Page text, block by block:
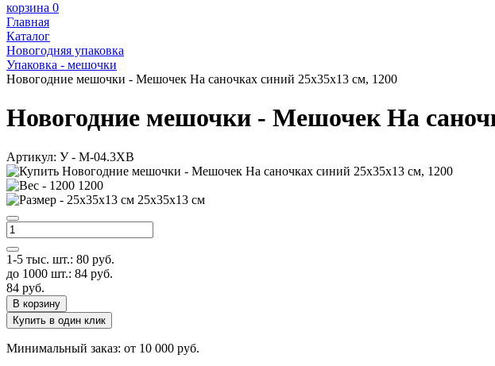
корзина 0
Главная
Каталог
Новогодняя упаковка
Упаковка - мешочки
Новогодние мешочки - Мешочек На саночках синий 25х35х13 см, 1200
Новогодние мешочки - Мешочек На
Артикул: У - M-04.3XB
1200
25х35х13 см
1-5 тыс. шт.: 80 руб.
до 1000 шт.: 84 руб.
84 руб.
В корзину
Купить в один клик
Минимальный заказ: от 10 000 руб.